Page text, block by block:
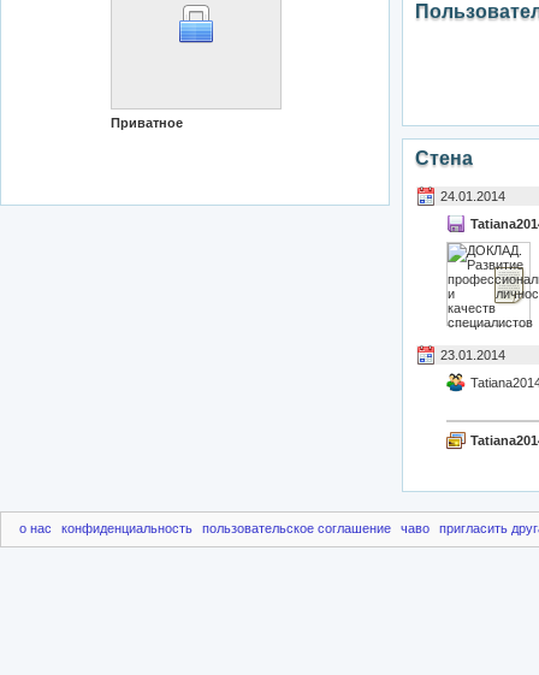
Приватное
Стена
24.01.2014
23.01.2014
о нас конфиденциальность пользовательское соглашение чаво пригласить